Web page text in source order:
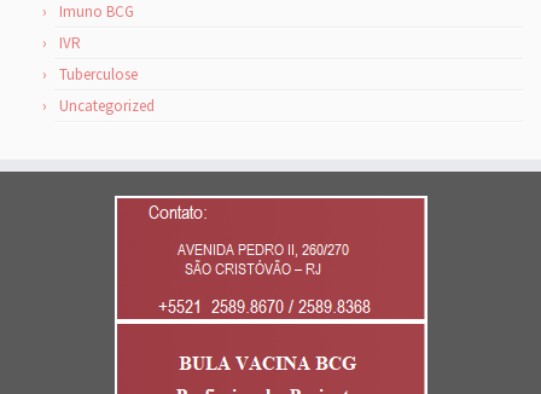
Imuno BCG
IVR
Tuberculose
Uncategorized